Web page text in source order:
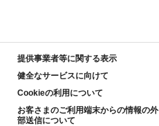
提供事業者等に関する表示
健全なサービスに向けて
Cookieの利用について
お客さまのご利用端末からの情報の外
部送信について